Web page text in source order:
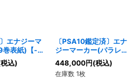
エナジーマ
巻表紙)【-】
込)
〔PSA10鑑定済〕エナ
ジーマーカー(パラレ
ル/9巻表紙)【☆】{E-
72}
448,000円(税込)
在庫数 1枚